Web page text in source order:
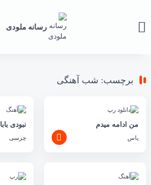
رسانه ملودی
برچسب: شب آهنگی
من ادامه میدم
یاس
نبودی بابا
چرسی